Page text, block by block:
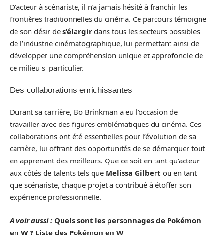
D’acteur à scénariste, il n’a jamais hésité à franchir les
frontières traditionnelles du cinéma. Ce parcours témoigne
de son désir de s’élargir dans tous les secteurs possibles
de l’industrie cinématographique, lui permettant ainsi de
développer une compréhension unique et approfondie de
ce milieu si particulier.
Des collaborations enrichissantes
Durant sa carrière, Bo Brinkman a eu l’occasion de
travailler avec des figures emblématiques du cinéma. Ces
collaborations ont été essentielles pour l’évolution de sa
carrière, lui offrant des opportunités de se démarquer tout
en apprenant des meilleurs. Que ce soit en tant qu’acteur
aux côtés de talents tels que Melissa Gilbert ou en tant
que scénariste, chaque projet a contribué à étoffer son
expérience professionnelle.
A voir aussi : Quels sont les personnages de Pokémon
en W ? Liste des Pokémon en W